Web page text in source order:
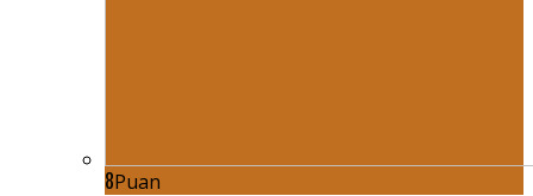
8Puan